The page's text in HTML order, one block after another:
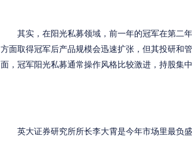
其实，在阳光私募领域，前一年的冠军在第二
方面取得冠军后产品规模会迅速扩张，但其投研和
面，冠军阳光私募通常操作风格比较激进，持股集
英大证券研究所所长李大霄是今年市场里最负盛